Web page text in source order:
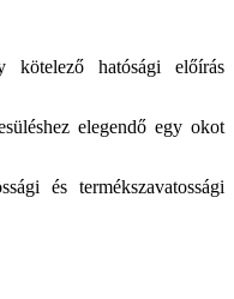
hatósági előírás
elegendő egy okot
és termékszavatossági